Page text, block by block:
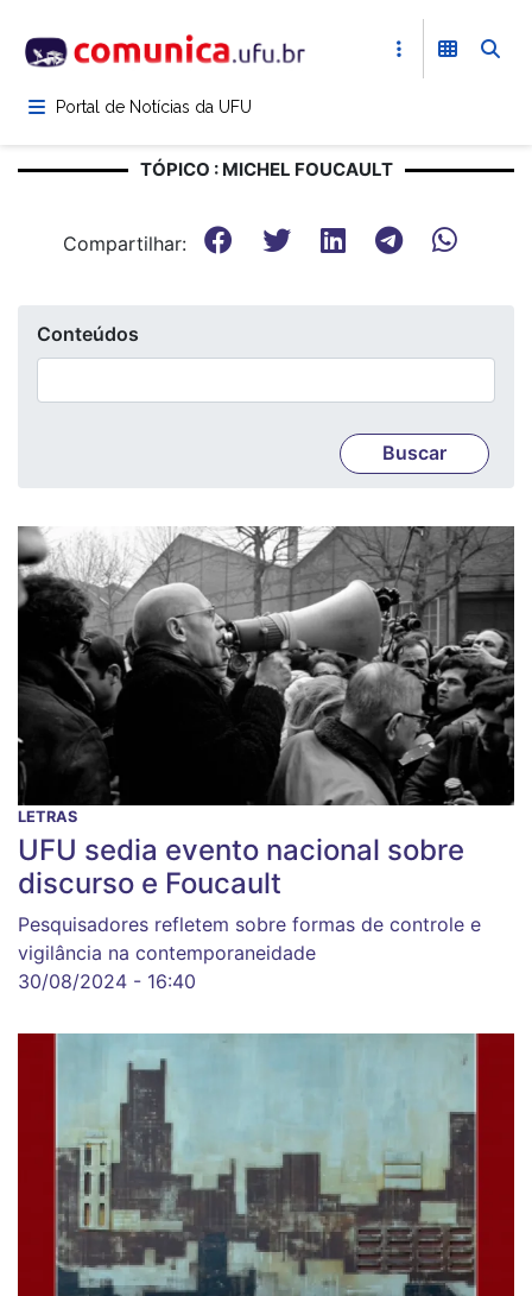
para
conteúdoPortal de Notícias da UFU
TÓPICO : MICHEL FOUCAULT
Compartilhar:
Conteúdos
LETRAS
UFU sedia evento nacional sobre
discurso e Foucault
Pesquisadores refletem sobre formas de controle e
vigilância na contemporaneidade
30/08/2024 - 16:40